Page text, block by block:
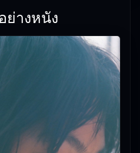
ย่างหนัง